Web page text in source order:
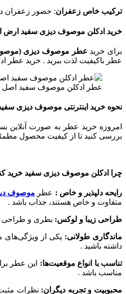
ترکیب خاص زعفران: حضور زعفران
خرید ادکلن موصوف دیزی سفید ارض
برای خرید عطر موصوف دیزی
عطر باکیفیت لذت ببرید . خرید عطر
عطر ادکلن موصوف سفید اصل
نحوه خرید اینترنتی موصوف دیزی
امروزه خرید عطر به‌ صورت آنلاین
بررسی کنید تا از کیفیت محصول
چرا ادکلن موصوف دیزی سفید خرید
رایحه دلپذیر و خاص : عطر موصوف
متفاوت و خاص هستند، جذاب باشد .
طراحی زیبا و لوکس: بطری و طراحی
ماندگاری طولانی: یکی از ویژگی‌های
داشته باشید .
تناسب با انواع موقعیت‌ها: این عطر
مناسب باشد .
محبوبیت و تجربه دیگران: نظرات